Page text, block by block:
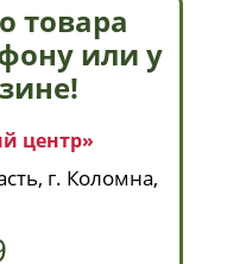
товара
или у
центр»
г. Коломна,